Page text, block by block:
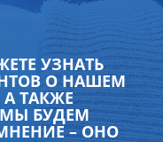
УЗНАТЬ
О НАШЕМ
ТАКЖЕ
МЫ БУДЕМ
– ОНО